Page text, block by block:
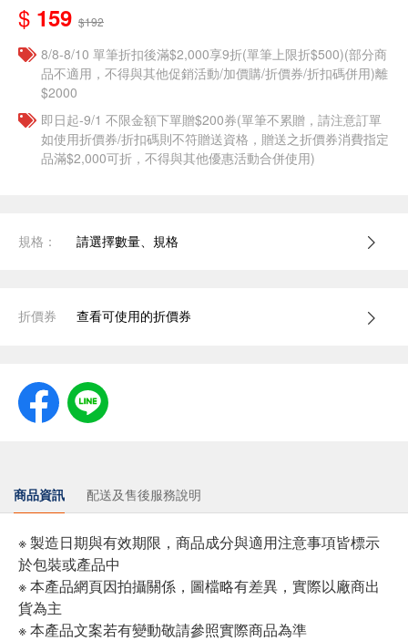
$ 159 $192
8/8-8/10 單筆折扣後滿$2,000享9折(單筆上限折$500)(部分商
品不適用，不得與其他促銷活動/加價購/折價券/折扣碼併用)離
$2000
即日起-9/1 不限金額下單贈$200券(單筆不累贈，請注意訂單
如使用折價券/折扣碼則不符贈送資格，贈送之折價券消費指定
品滿$2,000可折，不得與其他優惠活動合併使用)
規格： 請選擇數量、規格
折價券 查看可使用的折價券
商品資訊 配送及售後服務說明
※ 製造日期與有效期限，商品成分與適用注意事項皆標示
於包裝或產品中
※ 本產品網頁因拍攝關係，圖檔略有差異，實際以廠商出
貨為主
※ 本產品文案若有變動敬請參照實際商品為準